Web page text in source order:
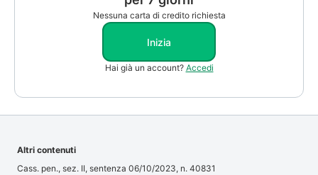
Nessuna carta di credito richiesta
Inizia
Hai già un account? Accedi
Altri contenuti
Cass. pen., sez. II, sentenza 06/10/2023, n. 40831